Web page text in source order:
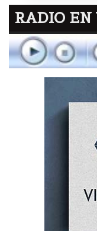
RADIO